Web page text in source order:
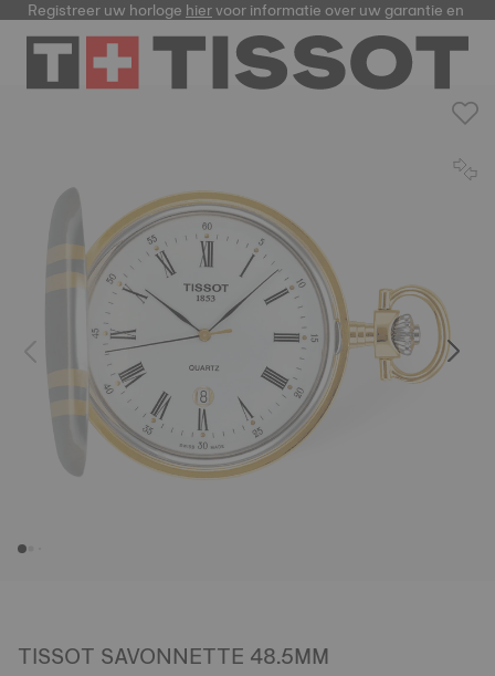
Registreer uw horlogehiervoor informatie over uw garantie en
TISSOT SAVONNETTE 48.5MM